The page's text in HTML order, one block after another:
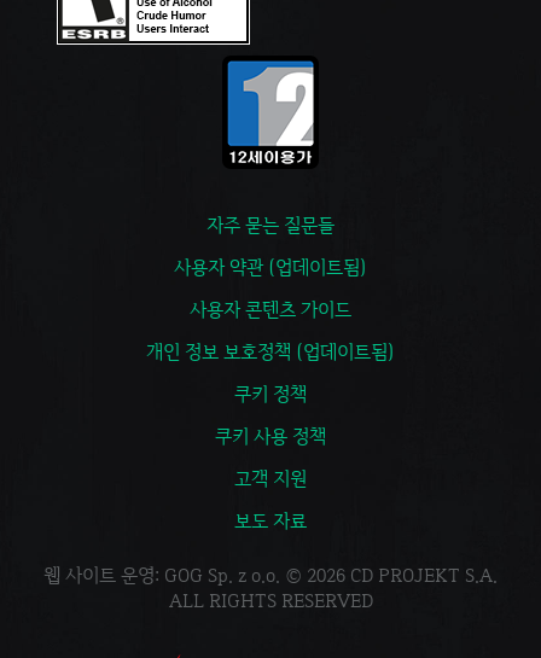
자주 묻는 질문들
사용자 약관 (업데이트됨)
사용자 콘텐츠 가이드
개인 정보 보호정책 (업데이트됨)
쿠키 정책
쿠키 사용 정책
고객 지원
보도 자료
웹 사이트 운영: GOG Sp. z o.o. © 2026 CD PROJEKT S.A.
ALL RIGHTS RESERVED